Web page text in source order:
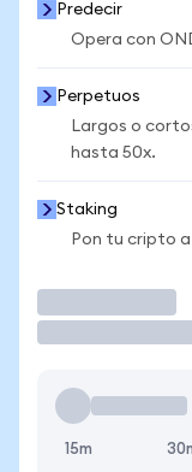
Predecir
Opera con
Perpetuos
Largos o
hasta 50x.
Staking
Pon tu cripto
15m